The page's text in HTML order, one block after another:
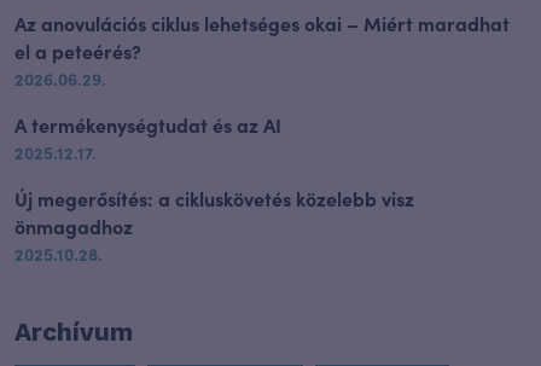
Az anovulációs ciklus lehetséges okai – Miért maradhat
el a peteérés?
2026.06.29.
A termékenységtudat és az AI
2025.12.17.
Új megerősítés: a cikluskövetés közelebb visz
önmagadhoz
2025.10.28.
Archívum